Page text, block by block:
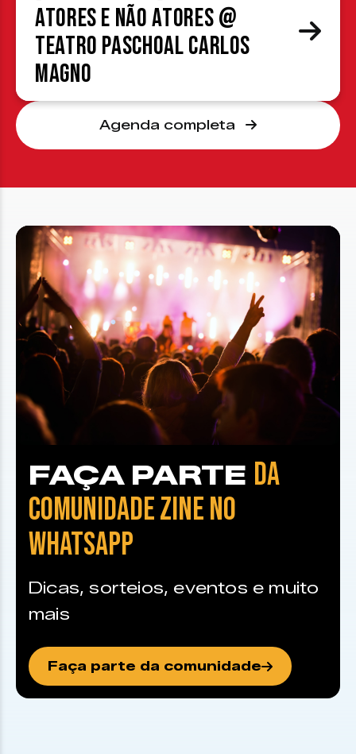
atores e não atores @
Teatro Paschoal Carlos
Magno
Agenda completa
FAÇA PARTE DA
COMUNIDADE ZINE NO
WHATSAPP
Dicas, sorteios, eventos e muito
mais
Faça parte da comunidade